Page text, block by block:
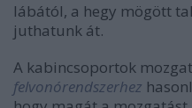
lábától, a hegy mögött
juthatunk át.
A kabincsoportok
felvonórendszerhez